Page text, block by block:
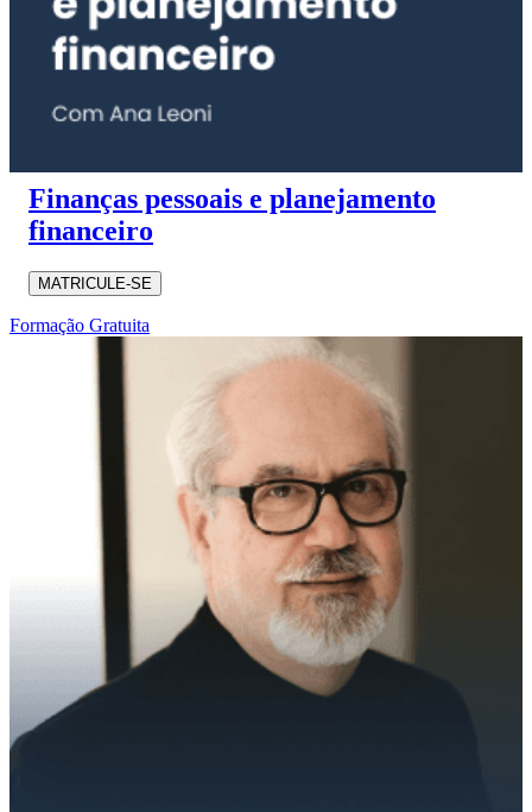
Finanças pessoais e planejamento
financeiro
MATRICULE-SE
Formação Gratuita